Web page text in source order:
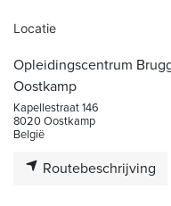
Locatie
Opleidingscentrum
Oostkamp
Kapellestraat 146
8020 Oostkamp
België
Routebeschrijving